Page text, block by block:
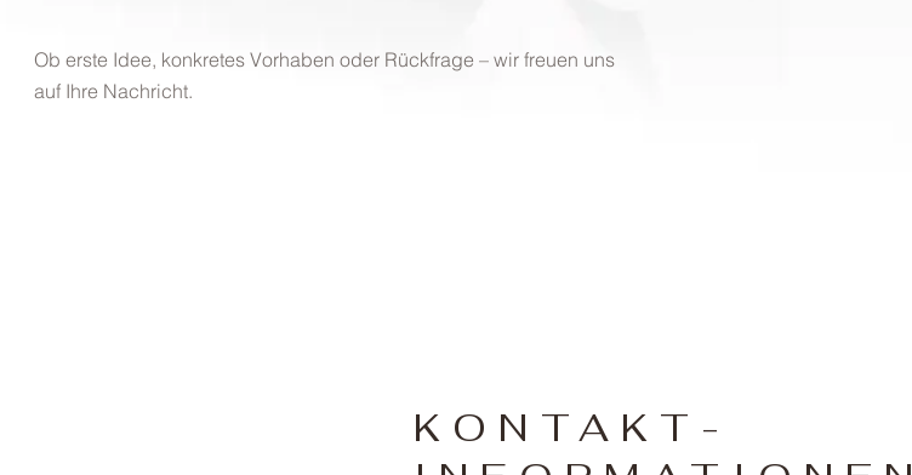
Ob erste Idee, konkretes Vorhaben oder Rückfrage – wir freuen uns
auf Ihre Nachricht.
KONTAKT-